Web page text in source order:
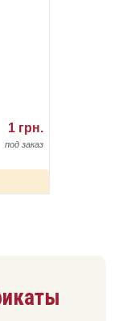
1 грн.
под заказ